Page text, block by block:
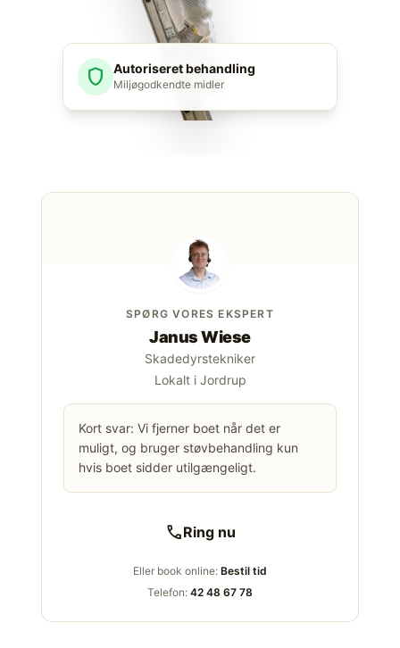
shield Autoriseret behandling
Miljøgodkendte midler
SPØRG VORES EKSPERT
Janus Wiese
Skadedyrstekniker
Lokalt i Jordrup
Kort svar: Vi fjerner boet når det er
muligt, og bruger støvbehandling kun
hvis boet sidder utilgængeligt.
callRing nu
Eller book online: Bestil tid
Telefon: 42 48 67 78